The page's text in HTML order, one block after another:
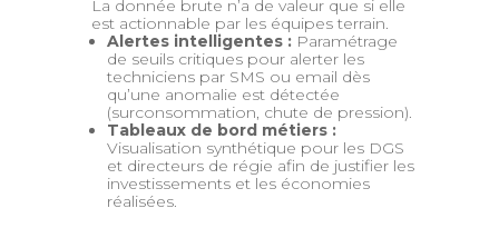
La donnée brute n’a de valeur que si elle
est actionnable par les équipes terrain.
Alertes intelligentes :Paramétrage
de seuils critiques pour alerter les
techniciens par SMS ou email dès
qu’une anomalie est détectée
(surconsommation, chute de pression).
Tableaux de bord métiers :
Visualisation synthétique pour les DGS
et directeurs de régie afin de justifier les
investissements et les économies
réalisées.